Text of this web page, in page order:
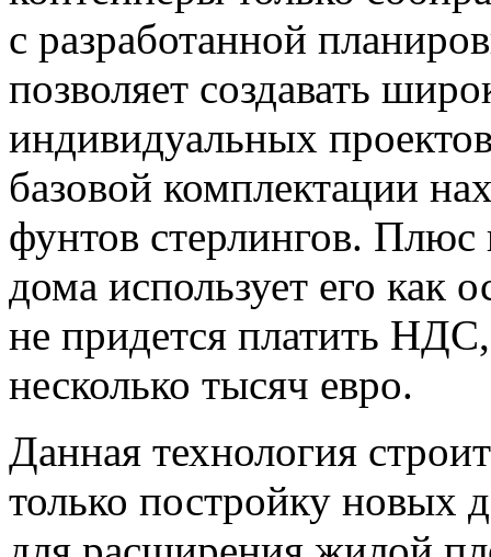
с разработанной
позволяет создавать
индивидуальных
базовой комплектации
фунтов стерлингов. Плюс
дома использует его как
не придется платить
несколько тысяч евро.
Данная технология
только постройку новых